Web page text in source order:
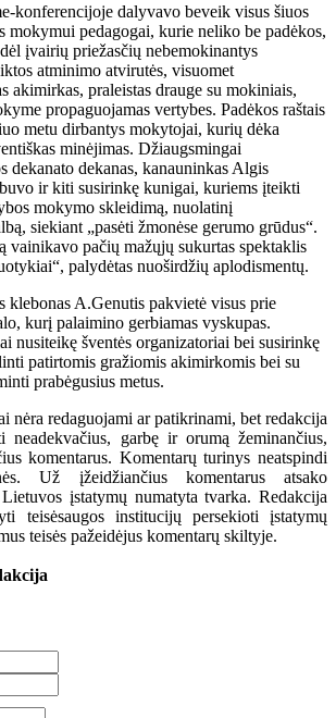
konferencijoje dalyvavo beveik visus šiuos
mokymui pedagogai, kurie neliko be padėkos,
įvairių priežasčių nebemokinantys
atminimo atvirutės, visuomet
akimirkas, praleistas drauge su mokiniais,
propaguojamas vertybes. Padėkos raštais
metu dirbantys mokytojai, kurių dėka
minėjimas. Džiaugsmingai
dekanato dekanas, kanauninkas Algis
ir kiti susirinkę kunigai, kuriems įteikti
mokymo skleidimą, nuolatinį
siekiant „pasėti žmonėse gerumo grūdus“.
vainikavo pačių mažųjų sukurtas spektaklis
palydėtas nuoširdžių aplodismentų.
klebonas A.Genutis pakvietė visus prie
kurį palaimino gerbiamas vyskupas.
nusiteikę šventės organizatoriai bei susirinkę
patirtomis gražiomis akimirkomis bei su
prabėgusius metus.
nėra redaguojami ar patikrinami, bet redakcija
neadekvačius, garbę ir orumą žeminančius,
komentarus. Komentarų turinys neatspindi
Už įžeidžiančius komentarus atsako
įstatymų numatyta tvarka. Redakcija
teisėsaugos institucijų persekioti įstatymų
teisės pažeidėjus komentarų skiltyje.